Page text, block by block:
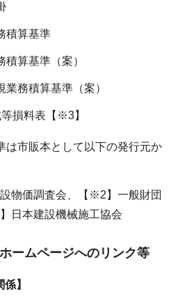
積算基準
算基準（案）
務積算基準（案）
損料表【※3】
は市販本として以下の発行元か
物価調査会、【※2】一般財団
日本建設機械施工協会
ームページへのリンク等
】